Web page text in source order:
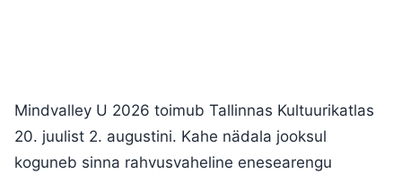
Mindvalley U 2026 toimub Tallinnas Kultuurikatlas
20. juulist 2. augustini. Kahe nädala jooksul
koguneb sinna rahvusvaheline enesearengu